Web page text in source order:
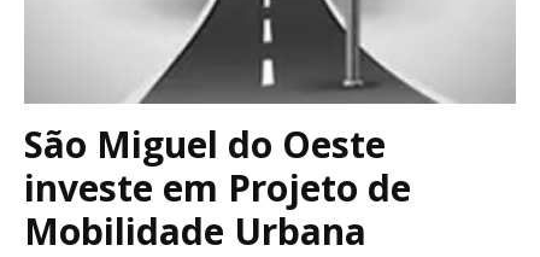
São Miguel do Oeste
investe em Projeto de
Mobilidade Urbana